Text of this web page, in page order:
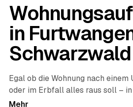
in
Schwarzwald
Egal ob die Wohnung nach einem
oder im Erbfall alles raus soll –
Schwarzwald finden Sie mit AWL